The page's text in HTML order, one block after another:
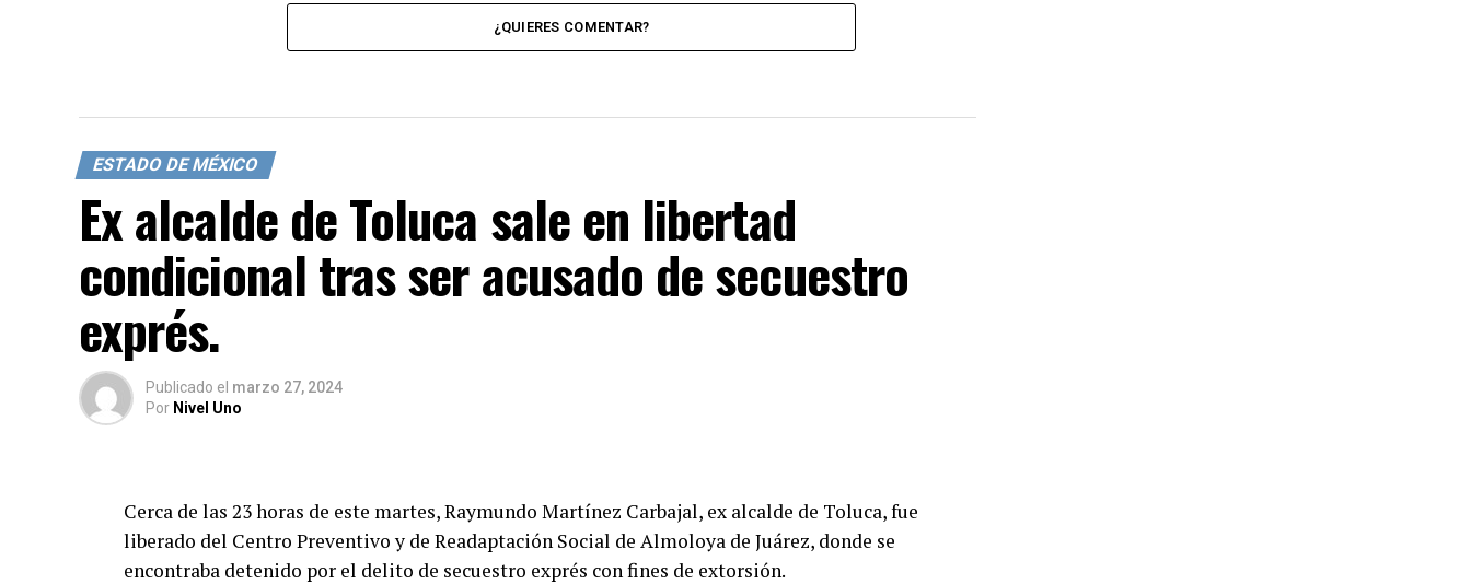
¿QUIERES COMENTAR?
ESTADO DE MÉXICO
Ex alcalde de Toluca sale en libertad
condicional tras ser acusado de secuestro
exprés.
Publicado el marzo 27, 2024
Por Nivel Uno
Cerca de las 23 horas de este martes, Raymundo Martínez Carbajal, ex alcalde de Toluca, fue
liberado del Centro Preventivo y de Readaptación Social de Almoloya de Juárez, donde se
encontraba detenido por el delito de secuestro exprés con fines de extorsión.